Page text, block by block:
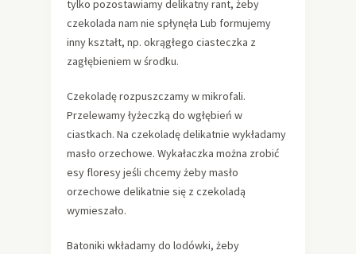
tylko pozostawiamy delikatny rant, żeby
czekolada nam nie spłynęła Lub formujemy
inny kształt, np. okrągłego ciasteczka z
zagłębieniem w środku.
Czekoladę rozpuszczamy w mikrofali.
Przelewamy łyżeczką do wgłębień w
ciastkach. Na czekoladę delikatnie wykładamy
masło orzechowe. Wykałaczka można zrobić
esy floresy jeśli chcemy żeby masło
orzechowe delikatnie się z czekoladą
wymieszało.
Batoniki wkładamy do lodówki, żeby